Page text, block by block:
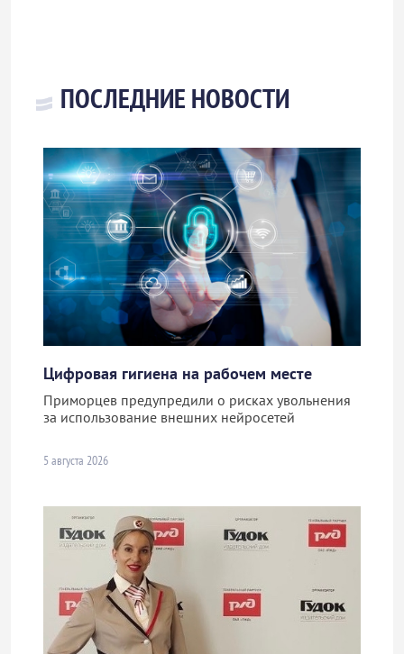
ПОСЛЕДНИЕ НОВОСТИ
Цифровая гигиена на рабочем месте
Приморцев предупредили о рисках увольнения
за использование внешних нейросетей
5 августа 2026